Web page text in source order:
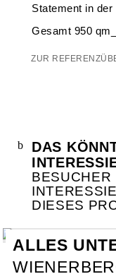
Statement in
Gesamt 950
ZUR
DAS
BESUCHER
DIESES
ALLES